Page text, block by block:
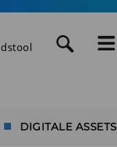
DIGITALE ASSETS